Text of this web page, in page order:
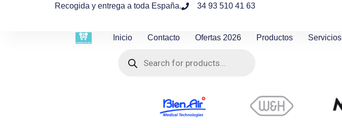
Recogida y entrega a toda España. 34 93 510 41 63
Inicio Contacto Ofertas 2026 Productos Servicios